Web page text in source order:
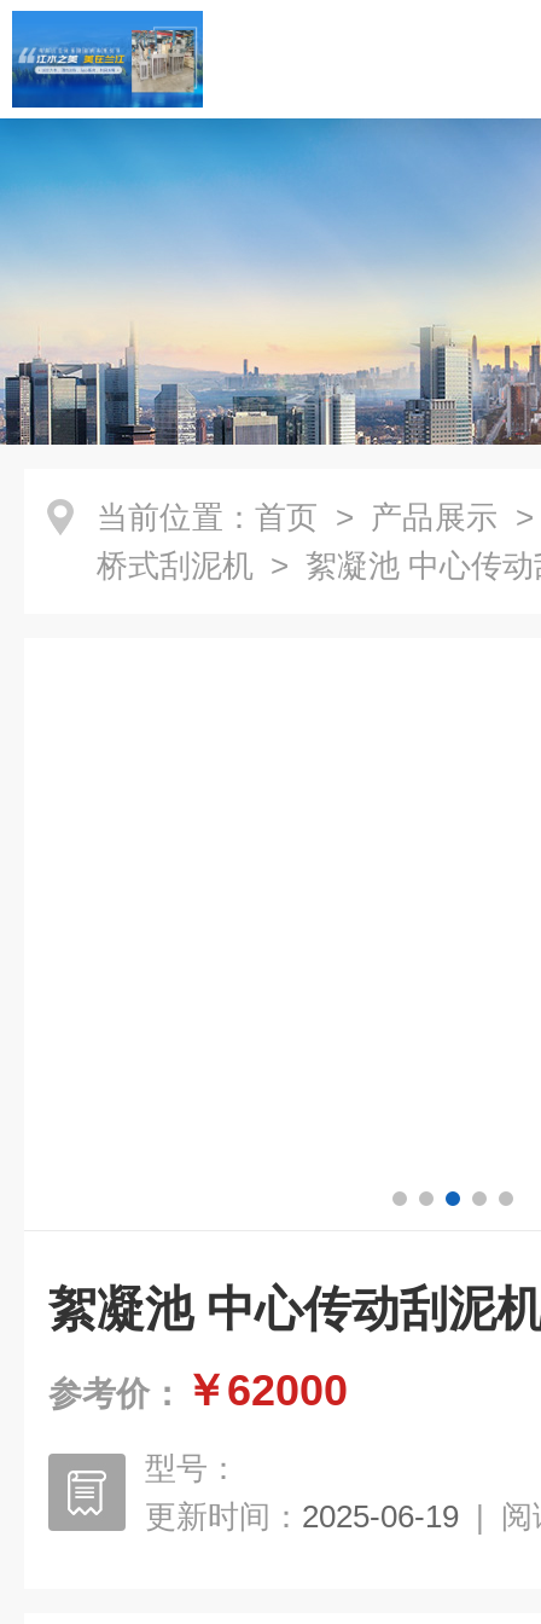
当前位置： 首页 > 产品展示
桥式刮泥机 > 絮凝池 中心传动
絮凝池 中心传动刮泥
参考价： ￥62000
型号：
更新时间： 2025-06-19 | 阅